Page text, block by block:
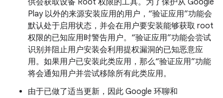
供会获取设备 Root 权限的工具。为了保护从 Google
Play 以外的来源安装应用的用户，“验证应用”功能会
默认处于启用状态，并会在用户要安装能够获取 root
权限的已知应用时警告用户。“验证应用”功能会尝试
识别并阻止用户安装会利用提权漏洞的已知恶意应
用。如果用户已安装此类应用，那么“验证应用”功能
将会通知用户并尝试移除所有此类应用。
由于已做了适当更新，因此 Google 环聊和